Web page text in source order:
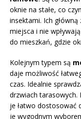
oknie na stałe, co
insektami. Ich
miejsca i nie
do mieszkań, gdzie
Kolejnym typem są
daje możliwość
czas. Idealnie
drzwiach
je łatwo dostosować
je wygodnym